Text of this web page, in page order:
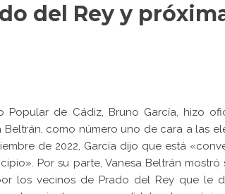
del Rey y
Popular de Cádiz, Bruno García, hizo
Beltrán, como número uno de cara a las
de 2022, García dijo que está
Por su parte, Vanesa Beltrán
los vecinos de Prado del Rey que le